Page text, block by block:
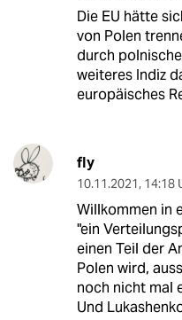
Die EU hätte
von Polen
durch
weiteres Indiz
europäisches
fly
10.11.2021, 14:18
Willkommen in
"ein
einen Teil der
Polen wird,
noch nicht mal
Und